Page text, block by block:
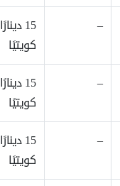
–
15 دينارًا
كويتيًا
–
15 دينارًا
كويتيًا
–
15 دينارًا
كويتيًا